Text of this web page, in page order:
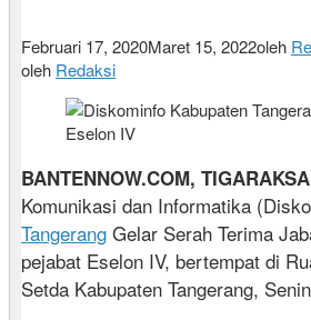
Februari 17, 2020Maret 15, 2022oleh
oleh Redaksi
BANTENNOW.COM, TIGARAKSA
Komunikasi dan Informatika
Tangerang Gelar Serah Terima
pejabat Eselon IV, bertempat di
Setda Kabupaten Tangerang,